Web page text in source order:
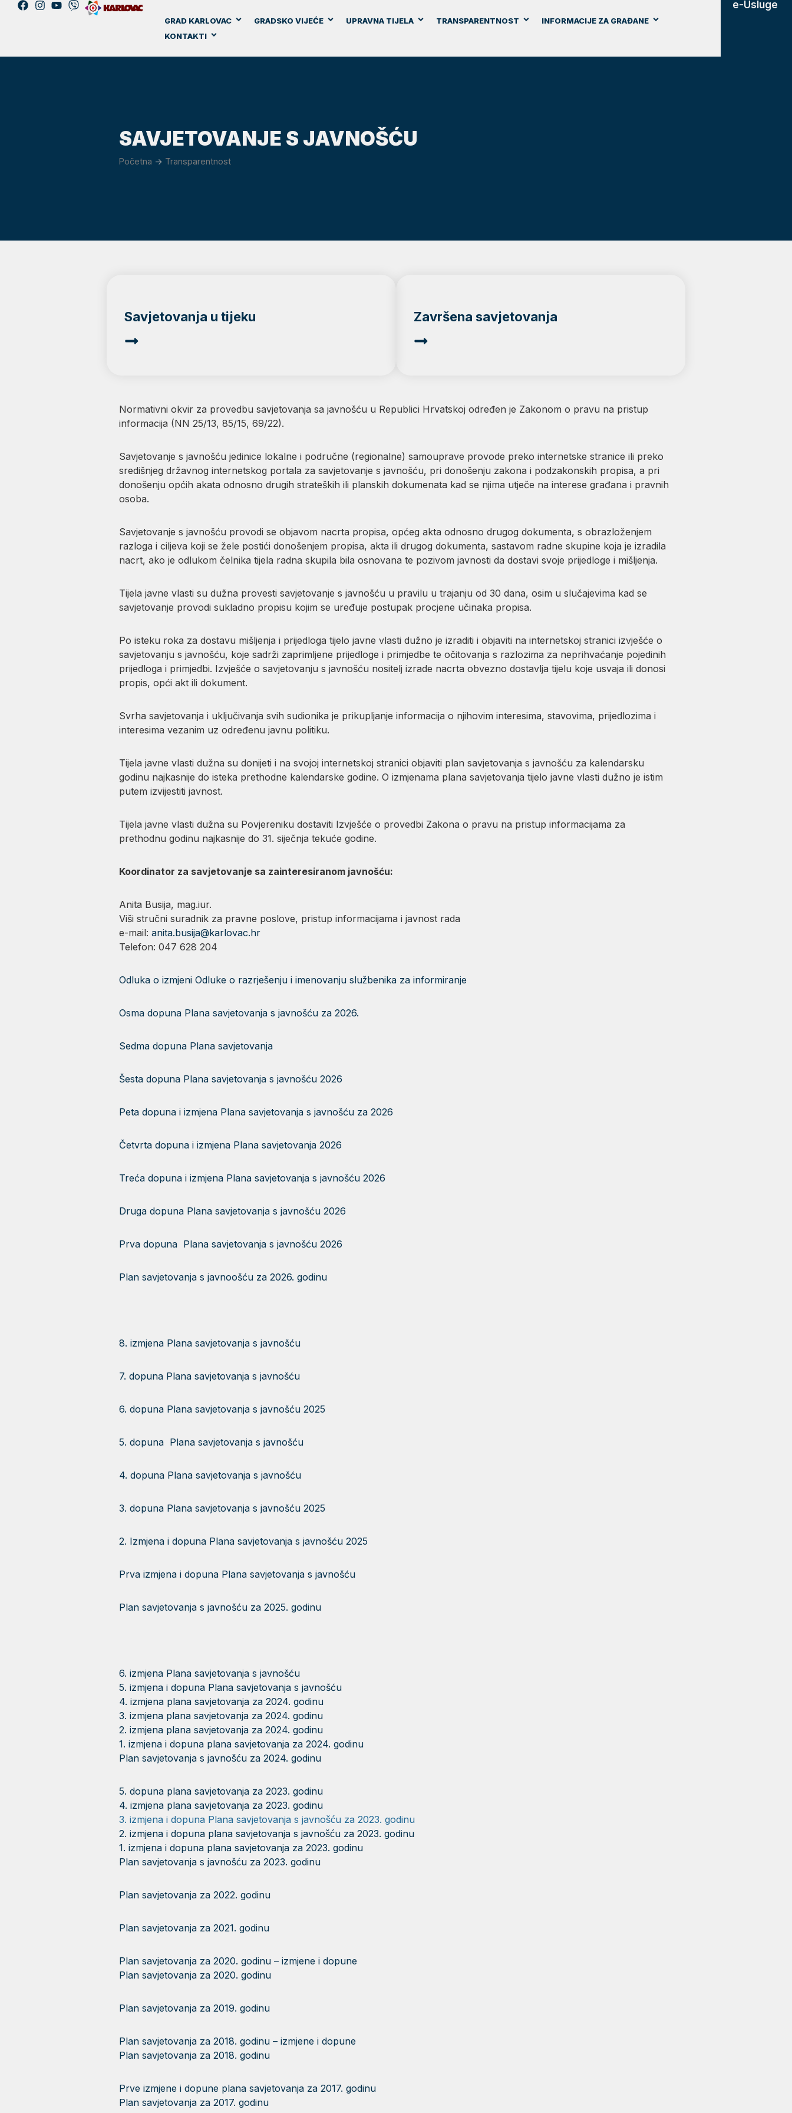
GRAD KARLOVAC GRADSKO VIJEĆE UPRAVNA TIJELA TRANSPARENTNOST
INFORMACIJE ZA GRAĐANE
KONTAKTI
e-Usluge
SAVJETOVANJE S JAVNOŠĆU
Početna -> Transparentnost
Savjetovanja u tijeku Završena savjetovanja
Normativni okvir za provedbu savjetovanja sa javnošću u Republici Hrvatskoj određen je Zakonom o pravu na pristup
informacija (NN 25/13, 85/15, 69/22).
Savjetovanje s javnošću jedinice lokalne i područne (regionalne) samouprave provode preko internetske stranice ili preko
središnjeg državnog internetskog portala za savjetovanje s javnošću, pri donošenju zakona i podzakonskih propisa, a pri
donošenju općih akata odnosno drugih strateških ili planskih dokumenata kad se njima utječe na interese građana i pravnih
osoba.
Savjetovanje s javnošću provodi se objavom nacrta propisa, općeg akta odnosno drugog dokumenta, s obrazloženjem
razloga i ciljeva koji se žele postići donošenjem propisa, akta ili drugog dokumenta, sastavom radne skupine koja je izradila
nacrt, ako je odlukom čelnika tijela radna skupila bila osnovana te pozivom javnosti da dostavi svoje prijedloge i mišljenja.
Tijela javne vlasti su dužna provesti savjetovanje s javnošću u pravilu u trajanju od 30 dana, osim u slučajevima kad se
savjetovanje provodi sukladno propisu kojim se uređuje postupak procjene učinaka propisa.
Po isteku roka za dostavu mišljenja i prijedloga tijelo javne vlasti dužno je izraditi i objaviti na internetskoj stranici izvješće o
savjetovanju s javnošću, koje sadrži zaprimljene prijedloge i primjedbe te očitovanja s razlozima za neprihvaćanje pojedinih
prijedloga i primjedbi. Izvješće o savjetovanju s javnošću nositelj izrade nacrta obvezno dostavlja tijelu koje usvaja ili donosi
propis, opći akt ili dokument.
Svrha savjetovanja i uključivanja svih sudionika je prikupljanje informacija o njihovim interesima, stavovima, prijedlozima i
interesima vezanim uz određenu javnu politiku.
Tijela javne vlasti dužna su donijeti i na svojoj internetskoj stranici objaviti plan savjetovanja s javnošću za kalendarsku
godinu najkasnije do isteka prethodne kalendarske godine. O izmjenama plana savjetovanja tijelo javne vlasti dužno je istim
putem izvijestiti javnost.
Tijela javne vlasti dužna su Povjereniku dostaviti Izvješće o provedbi Zakona o pravu na pristup informacijama za
prethodnu godinu najkasnije do 31. siječnja tekuće godine.
Koordinator za savjetovanje sa zainteresiranom javnošću:
Anita Busija, mag.iur.
Viši stručni suradnik za pravne poslove, pristup informacijama i javnost rada
e-mail: anita.busija@karlovac.hr
Telefon: 047 628 204
Odluka o izmjeni Odluke o razrješenju i imenovanju službenika za informiranje
Osma dopuna Plana savjetovanja s javnošću za 2026.
Sedma dopuna Plana savjetovanja
Šesta dopuna Plana savjetovanja s javnošću 2026
Peta dopuna i izmjena Plana savjetovanja s javnošću za 2026
Četvrta dopuna i izmjena Plana savjetovanja 2026
Treća dopuna i izmjena Plana savjetovanja s javnošću 2026
Druga dopuna Plana savjetovanja s javnošću 2026
Prva dopuna Plana savjetovanja s javnošću 2026
Plan savjetovanja s javnoošću za 2026. godinu
8. izmjena Plana savjetovanja s javnošću
7. dopuna Plana savjetovanja s javnošću
6. dopuna Plana savjetovanja s javnošću 2025
5. dopuna Plana savjetovanja s javnošću
4. dopuna Plana savjetovanja s javnošću
3. dopuna Plana savjetovanja s javnošću 2025
2. Izmjena i dopuna Plana savjetovanja s javnošću 2025
Prva izmjena i dopuna Plana savjetovanja s javnošću
Plan savjetovanja s javnošću za 2025. godinu
6. izmjena Plana savjetovanja s javnošću
5. izmjena i dopuna Plana savjetovanja s javnošću
4. izmjena plana savjetovanja za 2024. godinu
3. izmjena plana savjetovanja za 2024. godinu
2. izmjena plana savjetovanja za 2024. godinu
1. izmjena i dopuna plana savjetovanja za 2024. godinu
Plan savjetovanja s javnošću za 2024. godinu
5. dopuna plana savjetovanja za 2023. godinu
4. izmjena plana savjetovanja za 2023. godinu
3. izmjena i dopuna Plana savjetovanja s javnošću za 2023. godinu
2. izmjena i dopuna plana savjetovanja s javnošću za 2023. godinu
1. izmjena i dopuna plana savjetovanja za 2023. godinu
Plan savjetovanja s javnošću za 2023. godinu
Plan savjetovanja za 2022. godinu
Plan savjetovanja za 2021. godinu
Plan savjetovanja za 2020. godinu – izmjene i dopune
Plan savjetovanja za 2020. godinu
Plan savjetovanja za 2019. godinu
Plan savjetovanja za 2018. godinu – izmjene i dopune
Plan savjetovanja za 2018. godinu
Prve izmjene i dopune plana savjetovanja za 2017. godinu
Plan savjetovanja za 2017. godinu